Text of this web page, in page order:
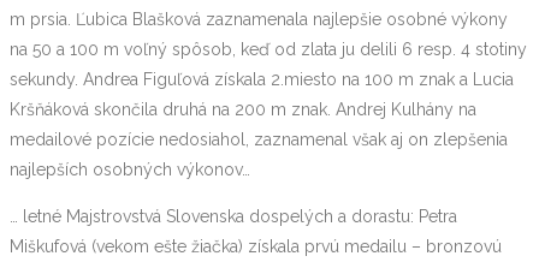
m prsia. Ľubica Blašková zaznamenala najlepšie osobné výkony
na 50 a 100 m voľný spôsob, keď od zlata ju delili 6 resp. 4 stotiny
sekundy. Andrea Figuľová získala 2.miesto na 100 m znak a Lucia
Kršňáková skončila druhá na 200 m znak. Andrej Kulhány na
medailové pozície nedosiahol, zaznamenal však aj on zlepšenia
najlepších osobných výkonov…
… letné Majstrovstvá Slovenska dospelých a dorastu: Petra
Miškufová (vekom ešte žiačka) získala prvú medailu – bronzovú